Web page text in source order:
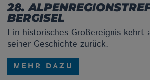
28.
BERGISEL
Ein historisches Großereignis kehrt
seiner Geschichte zurück.
MEHR DAZU